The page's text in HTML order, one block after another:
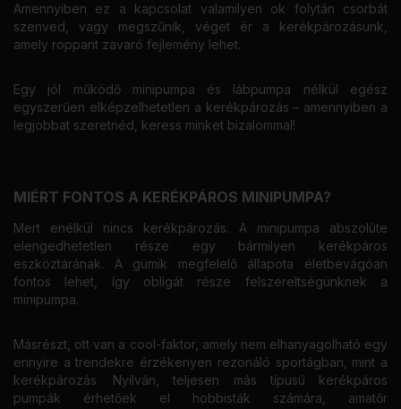
Amennyiben ez a kapcsolat valamilyen ok folytán csorbát
szenved, vagy megszűnik, véget ér a kerékpározásunk,
amely roppant zavaró fejlemény lehet.
Egy jól működő minipumpa és lábpumpa nélkül egész
egyszerűen elképzelhetetlen a kerékpározás – amennyiben a
legjobbat szeretnéd, keress minket bizalommal!
MIÉRT FONTOS A KERÉKPÁROS MINIPUMPA?
Mert enélkül nincs kerékpározás. A minipumpa abszolúte
elengedhetetlen része egy bármilyen kerékpáros
eszköztárának. A gumik megfelelő állapota életbevágóan
fontos lehet, így obligát része felszereltségünknek a
minipumpa.
Másrészt, ott van a cool-faktor, amely nem elhanyagolható egy
ennyire a trendekre érzékenyen rezonáló sportágban, mint a
kerékpározás. Nyilván, teljesen más típusú kerékpáros
pumpák érhetőek el hobbisták számára, amatőr